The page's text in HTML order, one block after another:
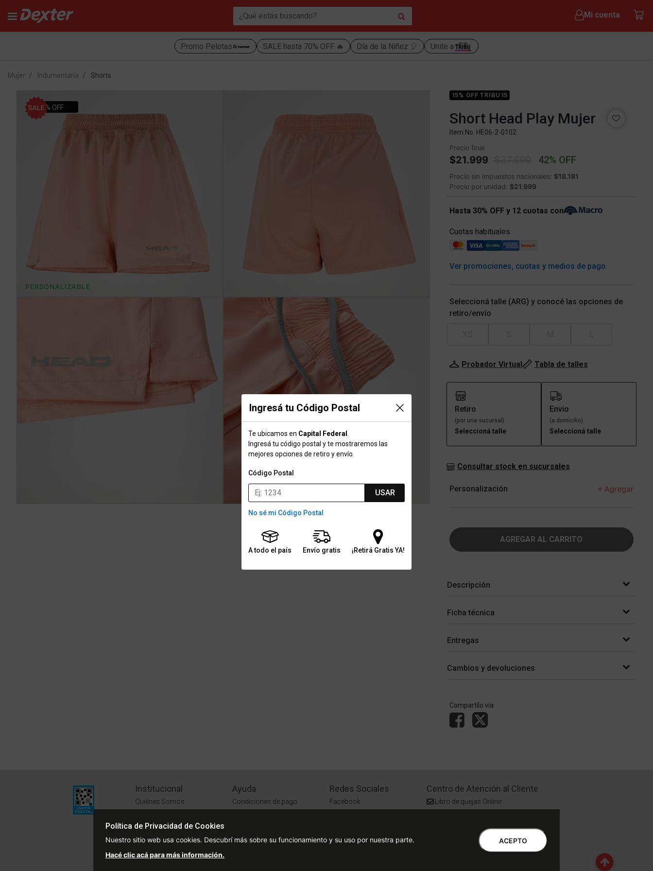
Mi cuenta
Promo Pelotas SALE hasta 70% OFF 🔥 Día de la Niñez 🎈 Unite a
Ingresá tu Código Postal
Te ubicamos en Capital Federal
Ingresá tu código postal y te mostraremos las
mejores opciones de retiro y envío.
Código Postal
USAR
No sé mi Código Postal
A todo el país Envío gratis ¡Retirá Gratis YA!
Mujer Indumentaria Shorts
41% OFF
PERSONALIZABLE
15% OFF TRIBU15
Short Head Play Mujer
Item No. HE06-2-0102
Precio final
$21.999 Price reduced from
$37.699 42% OFF
Precio sin impuestos nacionales: $18.181
Precio por unidad: $21.999
Hasta 30% OFF y 12 cuotas con
Cuotas habituales
Ver promociones, cuotas y medios de pago
Seleccioná talle (ARG) y conocé las opciones de
retiro/envío
Probador Virtual Tabla de talles
Retiro
(por una sucursal)
Seleccioná talle
Envío
(a domicilio)
Seleccioná talle
Consultar stock en sucursales
Personalización + Agregar
AGREGAR AL CARRITO
Descripción
Ficha técnica
Entregas
Cambios y devoluciones
Compartílo vía
Institucional
Quiénes Somos
Ayuda
Condiciones de pago
Redes Sociales
Facebook
Centro de Atención al Cliente
Libro de quejas Online
0810-888-3398 | Lu a Vi 9 a 18 | Sa 9 a 17
Política de Privacidad de Cookies
Nuestro sitio web usa cookies. Descubrí más sobre su funcionamiento y su uso por nuestra parte.
Hacé clic acá para más información.
ACEPTO